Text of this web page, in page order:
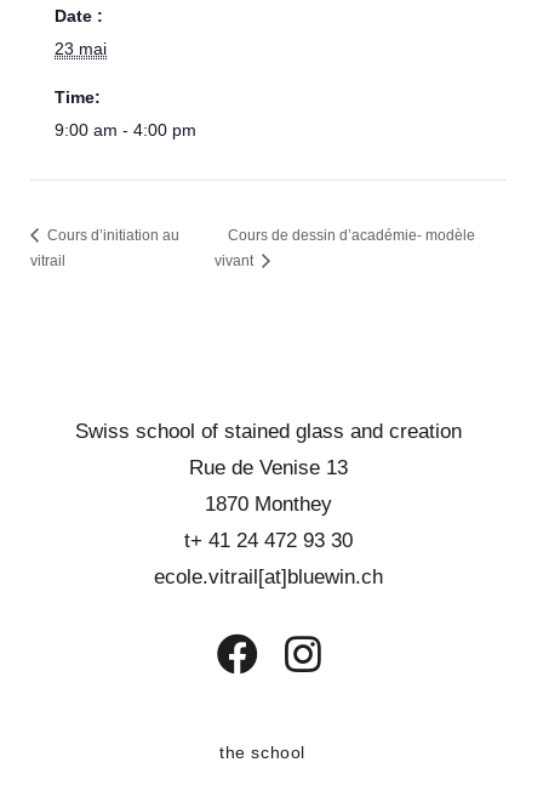
Date :
23 mai
Time:
9:00 am - 4:00 pm
Cours d’initiation au
vitrail
Cours de dessin d’académie- modèle
vivant
Swiss school of stained glass and creation
Rue de Venise 13
1870 Monthey
t+ 41 24 472 93 30
ecole.vitrail[at]bluewin.ch
a
a
the school